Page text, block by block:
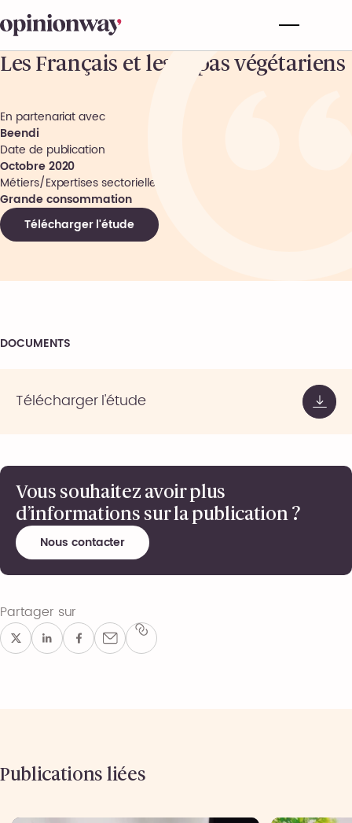
Les Français et les repas végétariens
En partenariat avec
Beendi
Date de publication
Octobre 2020
Métiers/Expertises sectorielles
Grande consommation
Télécharger l'étude
DOCUMENTS
Télécharger l'étude
Vous souhaitez avoir plus
d’informations sur la publication ?
Nous contacter
Partager sur
Publications liées